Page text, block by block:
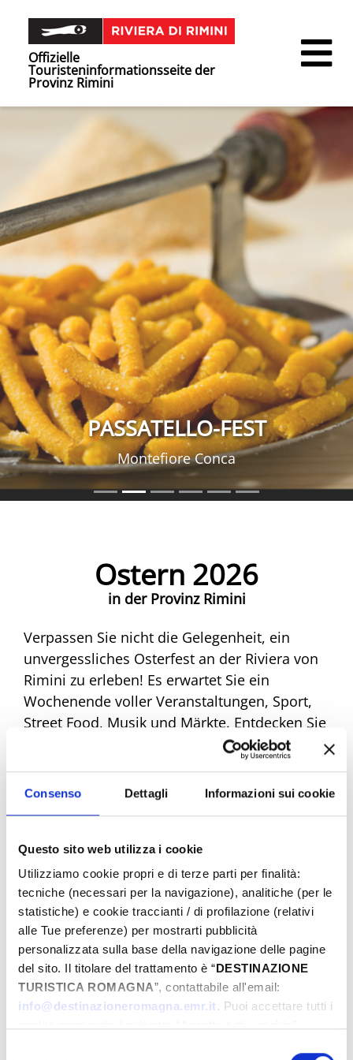
Consenso Dettagli Informazioni sui cookie
Questo sito web utilizza i cookie
Utilizziamo cookie propri e di terze parti per finalità:
tecniche (necessari per la navigazione), analitiche (per le
statistiche) e cookie traccianti / di profilazione (relativi
alle Tue preferenze) per mostrarti pubblicità
personalizzata sulla base della navigazione delle pagine
del sito. Il titolare del trattamento è “DESTINAZIONE
TURISTICA ROMAGNA”, contattabile all'email:
info@destinazioneromagna.emr.it. Puoi accettare tutti i
Offizielle
Touristeninformationsseite der
Provinz Rimini
PASSATELLO-FEST
Montefiore Conca
Ostern 2026
in der Provinz Rimini
Verpassen Sie nicht die Gelegenheit, ein
unvergessliches Osterfest an der Riviera von
Rimini zu erleben! Es erwartet Sie ein
Wochenende voller Veranstaltungen, Sport,
Street Food, Musik und Märkte. Entdecken Sie
alle Angebote und machen Sie sich bereit,
einzigartige Emotionen zu erleben. Buchen
Sie jetzt Ihr Traum-Ostern!
Von
Bis